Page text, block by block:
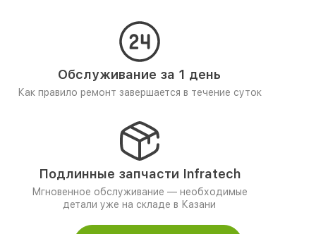
Обслуживание за 1 день
Как правило ремонт завершается в течение суток
Подлинные запчасти Infratech
Мгновенное обслуживание — необходимые
детали уже на складе в Казани